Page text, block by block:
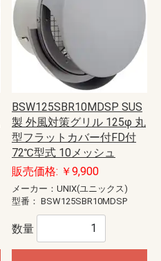
BSW125SBR10MDSP SUS
製 外風対策グリル 125φ 丸
型フラットカバー付FD付
72℃型式 10メッシュ
販売価格: ￥9,900
メーカー：UNIX(ユニックス)
型番： BSW125SBR10MDSP
数量